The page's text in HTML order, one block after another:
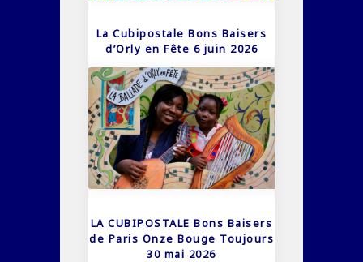
La Cubipostale Bons Baisers
d’Orly en Fête 6 juin 2026
LA CUBIPOSTALE Bons Baisers
de Paris Onze Bouge Toujours
30 mai 2026